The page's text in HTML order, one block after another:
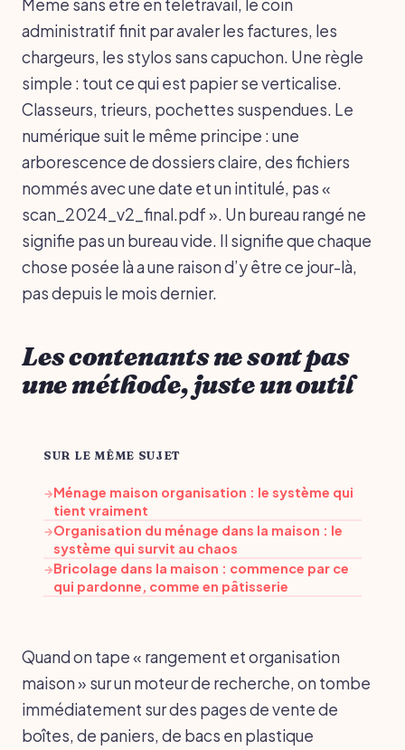
Même sans être en télétravail, le coin
administratif finit par avaler les factures, les
chargeurs, les stylos sans capuchon. Une règle
simple : tout ce qui est papier se verticalise.
Classeurs, trieurs, pochettes suspendues. Le
numérique suit le même principe : une
arborescence de dossiers claire, des fichiers
nommés avec une date et un intitulé, pas «
scan_2024_v2_final.pdf ». Un bureau rangé ne
signifie pas un bureau vide. Il signifie que chaque
chose posée là a une raison d’y être ce jour-là,
pas depuis le mois dernier.
Les contenants ne sont pas
une méthode, juste un outil
SUR LE MÊME SUJET
→Ménage maison organisation : le système qui
tient vraiment
→Organisation du ménage dans la maison : le
système qui survit au chaos
→Bricolage dans la maison : commence par ce
qui pardonne, comme en pâtisserie
Quand on tape « rangement et organisation
maison » sur un moteur de recherche, on tombe
immédiatement sur des pages de vente de
boîtes, de paniers, de bacs en plastique